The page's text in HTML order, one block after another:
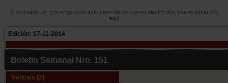
Si no puede ver correctamente este mensaje de correo electrónico, puede hacer clic
aquí
Edición: 17-11-2014
Boletin Semanal Nro. 151
Noticias [2]